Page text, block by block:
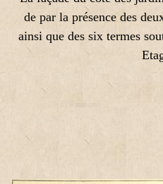
de par la présence des
ainsi que des six termes